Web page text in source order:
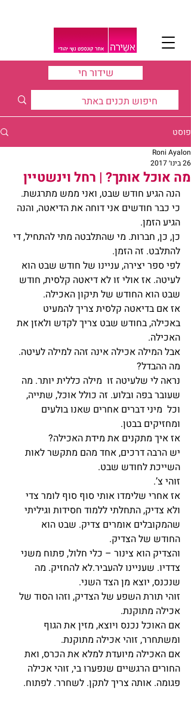
שידור חי
פוסט
מה אוכל אותך? | רחל וינשטיין
Roni Ayalon
26 בינו׳ 2017
הנה הגיע חודש שבט, ואני ממש מתרגשת.
כי כבר חודשים אני דוחה את הדיאטה, והנה
הגיע הזמן.
כן, כן, חברות. מי שהתלבטה מתי להתחיל, די
להתלבט. זה הזמן.
לפי ספר יצירה, עניינו של חודש שבט הוא
לעיטה. אז אולי זו לא דיאטה קלסית, חודש
שבט הוא החודש של תיקון האכילה.
אז אם בדיאטה קלסית צריך להמעיט
באכילה, בחודש שבט צריך לקדש ולאזן את
האכילה.
אבל המילה אכילה אינה זהה למילה לעיטה.
מה ההבדל?
נראה לי שלעיטה זו  מילה כללית יותר. מה
שעובר בפה ובלוע. זה כולל אוכל, שתייה,
וכל  מיני דברים אחרים שאנו בולעים
ומחזיקים בבטן.
אז איך מתקנים את מידת האכילה?
יש הרבה דרכים, אחד מהם מתקשר לאות
השייכת לחודש שבט.
זוהי צ’.
אז אחרי שלימדו אותי סוף סוף לומר צדי
ולא צדיק, התחלתי ללמוד חסידות וגיליתי
שהמקובלים אומרים צדיק. שבט הוא
החודש של הצדיק.
והצדיק הוא צינור – כלי חלול, פתוח משני
צדדיו. שעניינו להעביר.לא להחזיק. מה
שנכנס, יוצא מן הצד השני.
זוהי תורת השפע של הצדיק, וזהו הסוד של
אכילה מתוקנת.
אם האוכל נכנס ויוצא, מזין את הגוף
ומשתחרר, זוהי אכילה מתוקנת.
אם האכילה מיועדת למלא את הכרס, ואת
החורים הרגשיים שנפערו בי, זוהי אכילה
פגומה. אותה צריך לתקן. לשחרר. לפתוח.